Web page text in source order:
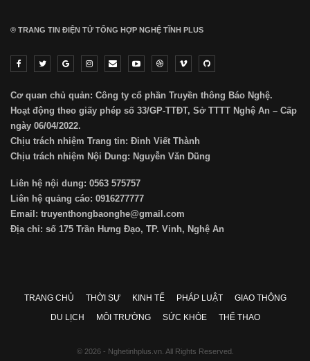
® TRANG TIN ĐIỆN TỬ ТỔNG HỢP NGHỆ TĨNH PLUS
Cơ quan chủ quản: Công ty cổ phần Truyền thông Báo Nghệ.
Hoạt động theo giấy phép số 33/GP-TTĐT, Sở TTTT Nghệ An – Cấp
ngày 06/04/2022.
Chịu trách nhiệm Trang tin: Đinh Viết Thành
Chịu trách nhiệm Nội Dung: Nguyễn Văn Dũng
Liên hệ nội dung: 0563 575757
Liên hệ quảng cáo: 0916277777
Email: truyenthongbaonghe@gmail.com
Địa chỉ: số 175 Trần Hưng Đạo, TP. Vinh, Nghệ An
TRANG CHỦ THỜI SỰ KINH TẾ PHÁP LUẬT
GIAO THÔNG
DU LỊCH
MÔI TRƯỜNG SỨC KHỎE THỂ THAO
© 2026 - Nghetinhplus.vn. All Rights Reserved.